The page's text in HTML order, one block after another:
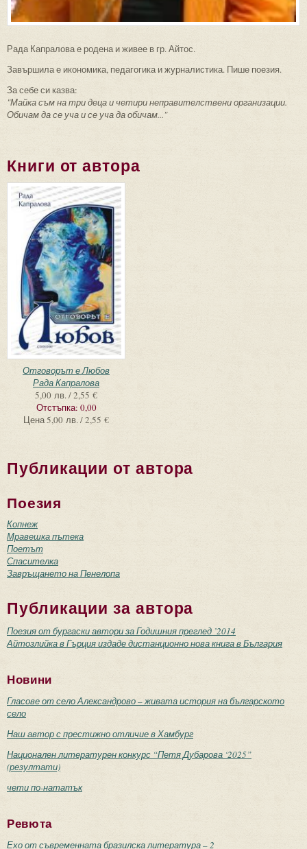
Рада Капралова е родена и живее в гр. Айтос.
Завършила е икономика, педагогика и журналистика. Пише поезия.
За себе си казва:
"Майка съм на три деца и четири неправителствени организации.
Обичам да се уча и се уча да обичам..."
Книги от автора
Отговорът е Любов
Рада Капралова
5,00 лв. / 2,55 €
Отстъпка: 0,00
Цена5,00 лв. / 2,55 €
Публикации от автора
Поезия
Копнеж
Мравешка пътека
Поетът
Спасителка
Завръщането на Пенелопа
Публикации за автора
Поезия от бургаски автори за Годишния преглед ’2014
Айтозлийка в Гърция издаде дистанционно нова книга в България
Новини
Гласове от село Александрово – живата история на българското
село
Наш автор с престижно отличие в Хамбург
Национален литературен конкурс “Петя Дубарова ‘2025”
(резултати)
чети по-нататък
Ревюта
Ехо от съвременната бразилска литература – 2